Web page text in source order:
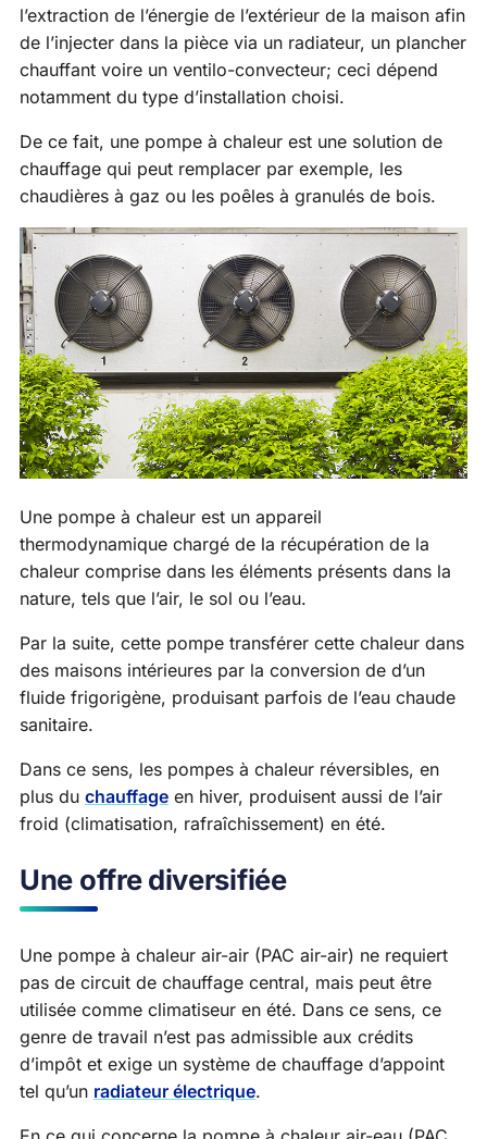
l’extraction de l’énergie de l’extérieur de la maison afin
de l’injecter dans la pièce via un radiateur, un plancher
chauffant voire un ventilo-convecteur; ceci dépend
notamment du type d’installation choisi.
De ce fait, une pompe à chaleur est une solution de
chauffage qui peut remplacer par exemple, les
chaudières à gaz ou les poêles à granulés de bois.
Une pompe à chaleur est un appareil
thermodynamique chargé de la récupération de la
chaleur comprise dans les éléments présents dans la
nature, tels que l’air, le sol ou l’eau.
Par la suite, cette pompe transférer cette chaleur dans
des maisons intérieures par la conversion de d’un
fluide frigorigène, produisant parfois de l’eau chaude
sanitaire.
Dans ce sens, les pompes à chaleur réversibles, en
plus du chauffage en hiver, produisent aussi de l’air
froid (climatisation, rafraîchissement) en été.
Une offre diversifiée
Une pompe à chaleur air-air (PAC air-air) ne requiert
pas de circuit de chauffage central, mais peut être
utilisée comme climatiseur en été. Dans ce sens, ce
genre de travail n’est pas admissible aux crédits
d’impôt et exige un système de chauffage d’appoint
tel qu’un radiateur électrique.